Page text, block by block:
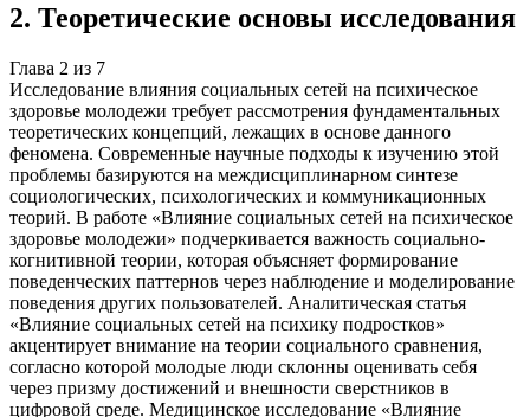
2. Теоретические основы исследования
Глава 2 из 7
Исследование влияния социальных сетей на психическое
здоровье молодежи требует рассмотрения фундаментальных
теоретических концепций, лежащих в основе данного
феномена. Современные научные подходы к изучению этой
проблемы базируются на междисциплинарном синтезе
социологических, психологических и коммуникационных
теорий. В работе «Влияние социальных сетей на психическое
здоровье молодежи» подчеркивается важность социально-
когнитивной теории, которая объясняет формирование
поведенческих паттернов через наблюдение и моделирование
поведения других пользователей. Аналитическая статья
«Влияние социальных сетей на психику подростков»
акцентирует внимание на теории социального сравнения,
согласно которой молодые люди склонны оценивать себя
через призму достижений и внешности сверстников в
цифровой среде. Медицинское исследование «Влияние